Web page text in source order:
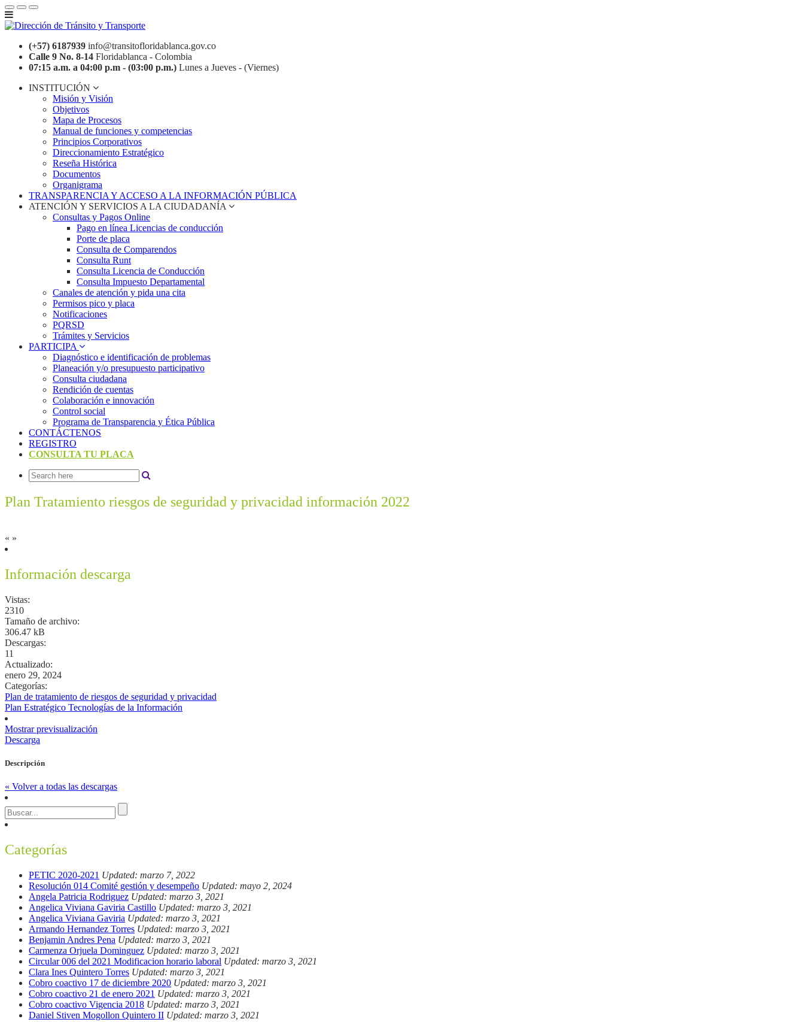
(+57) 6187939 info@transitofloridablanca.gov.co
Calle 9 No. 8-14 Floridablanca - Colombia
07:15 a.m. a 04:00 p.m - (03:00 p.m.) Lunes a Jueves - (Viernes)
INSTITUCIÓN
Misión y Visión
Objetivos
Mapa de Procesos
Manual de funciones y competencias
Principios Corporativos
Direccionamiento Estratégico
Reseña Histórica
Documentos
Organigrama
TRANSPARENCIA Y ACCESO A LA INFORMACIÓN PÚBLICA
ATENCIÓN Y SERVICIOS A LA CIUDADANÍA
Consultas y Pagos Online
Pago en línea Licencias de conducción
Porte de placa
Consulta de Comparendos
Consulta Runt
Consulta Licencia de Conducción
Consulta Impuesto Departamental
Canales de atención y pida una cita
Permisos pico y placa
Notificaciones
PQRSD
Trámites y Servicios
PARTICIPA
Diagnóstico e identificación de problemas
Planeación y/o presupuesto participativo​
Consulta ciudadana
Rendición de cuentas
Colaboración e innovación
Control social
Programa de Transparencia y Ética Pública
CONTÁCTENOS
REGISTRO
CONSULTA TU PLACA
Plan Tratamiento riesgos de seguridad y privacidad información 2022
« »
Información descarga
Vistas:
2310
Tamaño de archivo:
306.47 kB
Descargas:
11
Actualizado:
enero 29, 2024
Categorías:
Plan de tratamiento de riesgos de seguridad y privacidad
Plan Estratégico Tecnologías de la Información
Mostrar previsualización
Descarga
Descripción
« Volver a todas las descargas
Categorías
PETIC 2020-2021 Updated: marzo 7, 2022
Resolución 014 Comité gestión y desempeño Updated: mayo 2, 2024
Angela Patricia Rodriguez Updated: marzo 3, 2021
Angelica Viviana Gaviria Castillo Updated: marzo 3, 2021
Angelica Viviana Gaviria Updated: marzo 3, 2021
Armando Hernandez Torres Updated: marzo 3, 2021
Benjamin Andres Pena Updated: marzo 3, 2021
Carmenza Orjuela Dominguez Updated: marzo 3, 2021
Circular 006 del 2021 Modificacion horario laboral Updated: marzo 3, 2021
Clara Ines Quintero Torres Updated: marzo 3, 2021
Cobro coactivo 17 de diciembre 2020 Updated: marzo 3, 2021
Cobro coactivo 21 de enero 2021 Updated: marzo 3, 2021
Cobro coactivo Vigencia 2018 Updated: marzo 3, 2021
Daniel Stiven Mogollon Quintero II Updated: marzo 3, 2021